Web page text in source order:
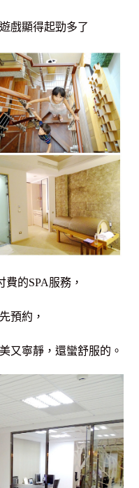
戲顯得起勁多了
的SPA服務，
預約，
又寧靜，還蠻舒服的。